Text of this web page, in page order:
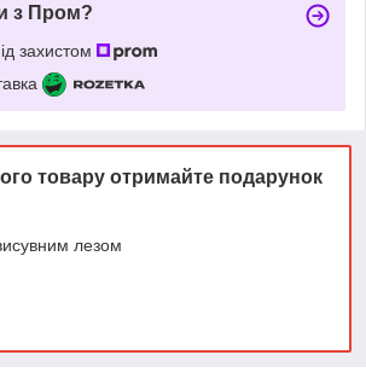
з Пром?
захистом
товару отримайте подарунок
лезом